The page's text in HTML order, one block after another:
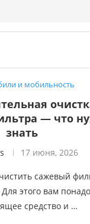
и мобильность
— что
знать
17 июня, 2026
сажевый
этого вам
средство и …